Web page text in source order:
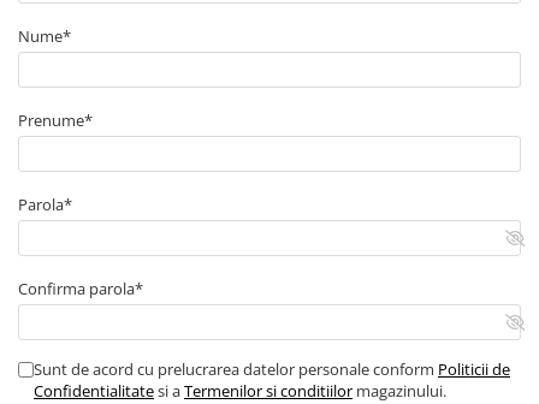
Nume*
Prenume*
Parola*
Confirma parola*
Sunt de acord cu prelucrarea datelor personale conform Politicii de
Confidentialitatesi aTermenilor si conditiilor magazinului.